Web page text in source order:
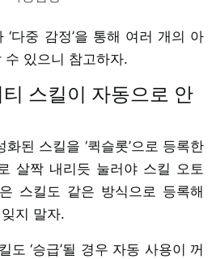
‘다중 감정’을 통해 여러 개의 아
수 있으니 참고하자.
스킬이 자동으로 안
화된 스킬을 ‘퀵슬롯’으로 등록한
살짝 내리듯 눌러야 스킬 오토
스킬도 같은 방식으로 등록해
지 말자.
도 ‘승급’될 경우 자동 사용이 꺼